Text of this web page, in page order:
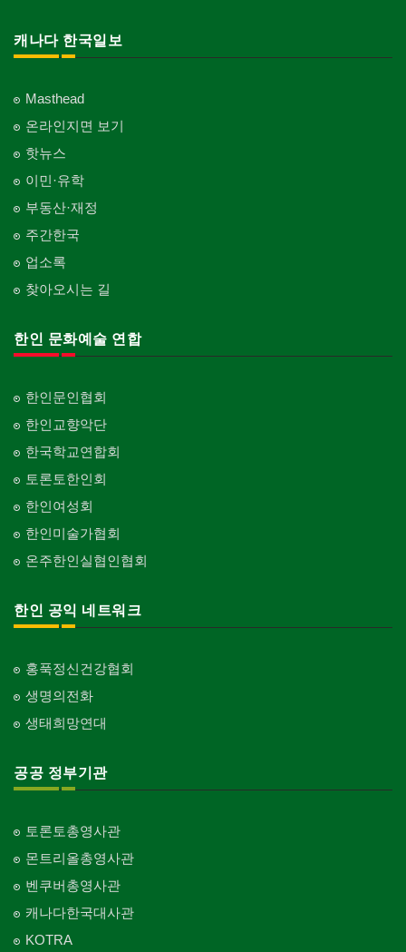
캐나다 한국일보
Masthead
온라인지면 보기
핫뉴스
이민·유학
부동산·재정
주간한국
업소록
찾아오시는 길
한인 문화예술 연합
한인문인협회
한인교향악단
한국학교연합회
토론토한인회
한인여성회
한인미술가협회
온주한인실협인협회
한인 공익 네트워크
홍푹정신건강협회
생명의전화
생태희망연대
공공 정부기관
토론토총영사관
몬트리올총영사관
벤쿠버총영사관
캐나다한국대사관
KOTRA